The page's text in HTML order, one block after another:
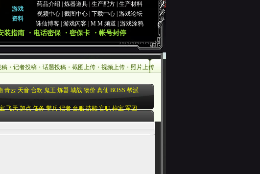
游戏
资料
药品介绍 炼器道具| 生产配方| 生产材料
视频中心| 截图中心| 下载中心| 游戏论坛
诛仙博客| 游戏闪客| M M 频道 游戏涂鸦
装指南 ・电话密保 ・密保卡 ・帐号封停
稿・ 记者投稿・ 话题投稿・ 截图上传・ 视频上传・ 照片上传
青云 天音 合欢 鬼王 炼器 城战 物价 真仙 BOSS 帮派
飞天 加点 任务 带兵 记者 台服 技能 官职 掉宝 军团